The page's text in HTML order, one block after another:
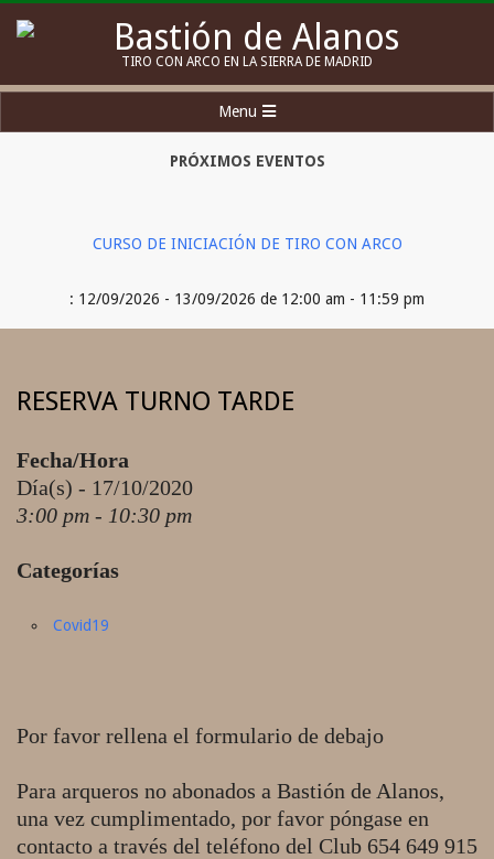
Bastión
de
Alanos
TIRO CON ARCO EN LA SIERRA DE MADRID
Navigation
Menu
PRÓXIMOS EVENTOS
CURSO DE INICIACIÓN DE TIRO CON ARCO
: 12/09/2026 - 13/09/2026 de 12:00 am - 11:59 pm
RESERVA TURNO TARDE
Fecha/Hora
Día(s) - 17/10/2020
3:00 pm - 10:30 pm
Categorías
Covid19
Por favor rellena el formulario de debajo
Para arqueros no abonados a Bastión de Alanos,
una vez cumplimentado, por favor póngase en
contacto a través del teléfono del Club 654 649 915